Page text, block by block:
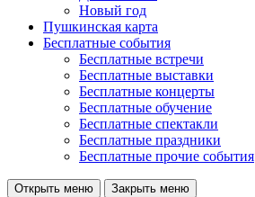
Новый год
Пушкинская карта
Бесплатные события
Бесплатные встречи
Бесплатные выставки
Бесплатные концерты
Бесплатные обучение
Бесплатные спектакли
Бесплатные праздники
Бесплатные прочие события
Открыть меню Закрыть меню